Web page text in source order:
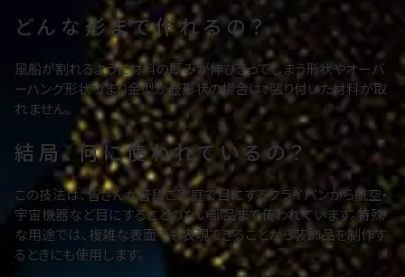
どんな形まで作れるの？
風船が割れるように材料の厚みが伸びきってしまう形状やオーバ
ーハング形状つまり金型が壺形状の場合は、張り付いた材料が取
れません。
結局、何に使われているの？
この技法は、皆さんが普段ご家庭で目にするフライパンから航空・
宇宙機器など目にすることのない部品まで使われています。特殊
な用途では、複雑な表面でも表現できることから装飾品を制作す
るときにも使用します。